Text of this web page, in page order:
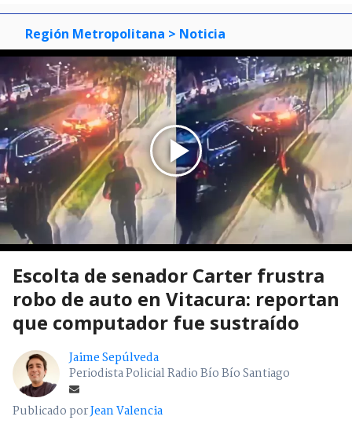
Región Metropolitana > Noticia
Escolta de senador Carter frustra
robo de auto en Vitacura: reportan
que computador fue sustraído
Jaime Sepúlveda
Periodista Policial Radio Bío Bío Santiago
Publicado porJean Valencia